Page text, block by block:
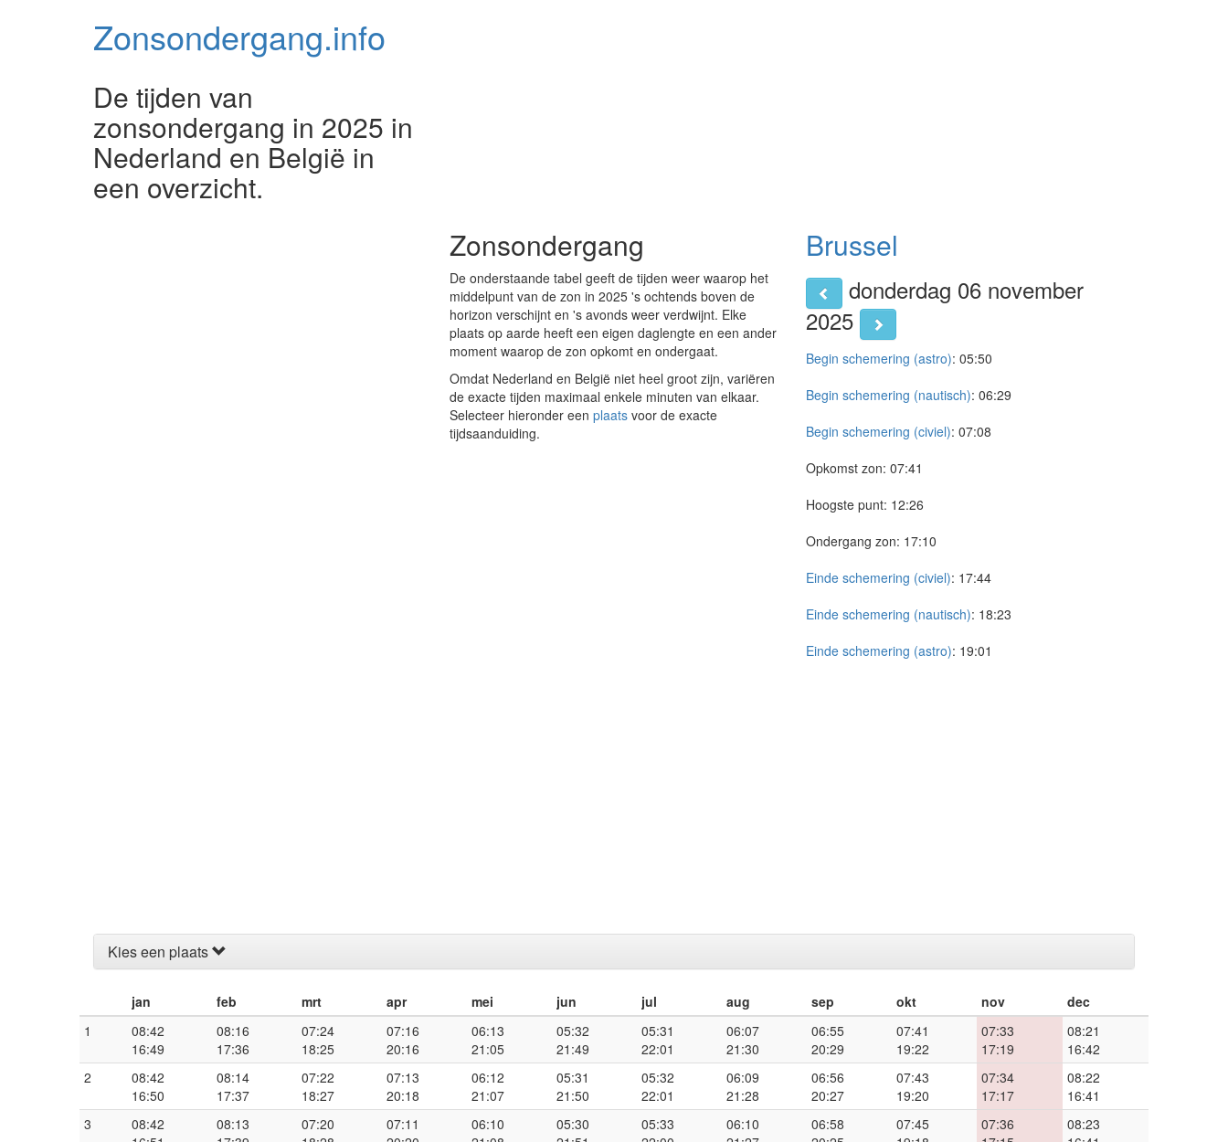
Zonsondergang.info
De tijden van
zonsondergang in 2025 in
Nederland en België in
een overzicht.
Zonsondergang
De onderstaande tabel geeft de tijden weer waarop het
middelpunt van de zon in 2025 's ochtends boven de
horizon verschijnt en 's avonds weer verdwijnt. Elke
plaats op aarde heeft een eigen daglengte en een ander
moment waarop de zon opkomt en ondergaat.
Omdat Nederland en België niet heel groot zijn, variëren
de exacte tijden maximaal enkele minuten van elkaar.
Selecteer hieronder een plaats voor de exacte
tijdsaanduiding.
Brussel
donderdag 06 november
2025
Begin schemering (astro): 05:50
Begin schemering (nautisch): 06:29
Begin schemering (civiel): 07:08
Opkomst zon: 07:41
Hoogste punt: 12:26
Ondergang zon: 17:10
Einde schemering (civiel): 17:44
Einde schemering (nautisch): 18:23
Einde schemering (astro): 19:01
Kies een plaats
jan feb mrt apr mei jun jul aug sep okt nov
dec
1
08:42
16:49
08:16
17:36
07:24
18:25
07:16
20:16
06:13
21:05
05:32
21:49
05:31
22:01
06:07
21:30
06:55
20:29
07:41
19:22
07:33
17:19
08:21
16:42
2
08:42
16:50
08:14
17:37
07:22
18:27
07:13
20:18
06:12
21:07
05:31
21:50
05:32
22:01
06:09
21:28
06:56
20:27
07:43
19:20
07:34
17:17
08:22
16:41
3
08:42
08:13
07:20
07:11
06:10
05:30
05:33
06:10
06:58
07:45
07:36
08:23